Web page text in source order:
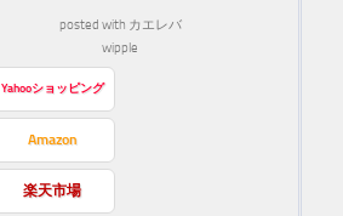
posted with カエレバ
wipple
Yahooショッピング
Amazon
楽天市場